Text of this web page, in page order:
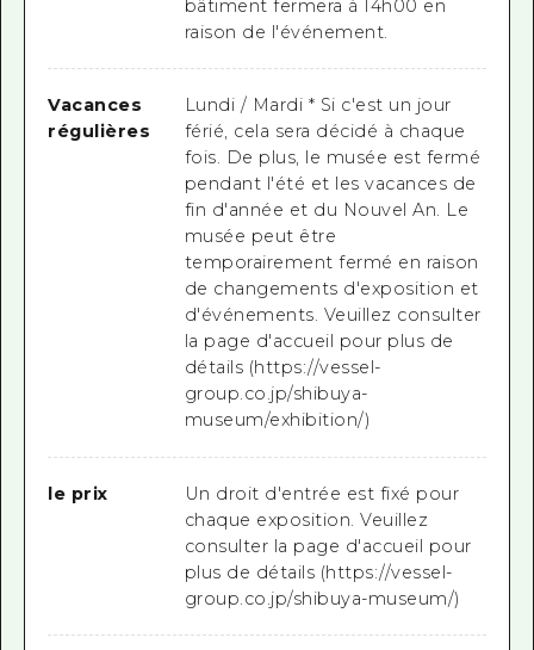
bâtiment fermera à 14h00 en
raison de l'événement.
Vacances
régulières
Lundi / Mardi * Si c'est un jour
férié, cela sera décidé à chaque
fois. De plus, le musée est fermé
pendant l'été et les vacances de
fin d'année et du Nouvel An. Le
musée peut être
temporairement fermé en raison
de changements d'exposition et
d'événements. Veuillez consulter
la page d'accueil pour plus de
détails (https://vessel-
group.co.jp/shibuya-
museum/exhibition/)
le prix
Un droit d'entrée est fixé pour
chaque exposition. Veuillez
consulter la page d'accueil pour
plus de détails (https://vessel-
group.co.jp/shibuya-museum/)